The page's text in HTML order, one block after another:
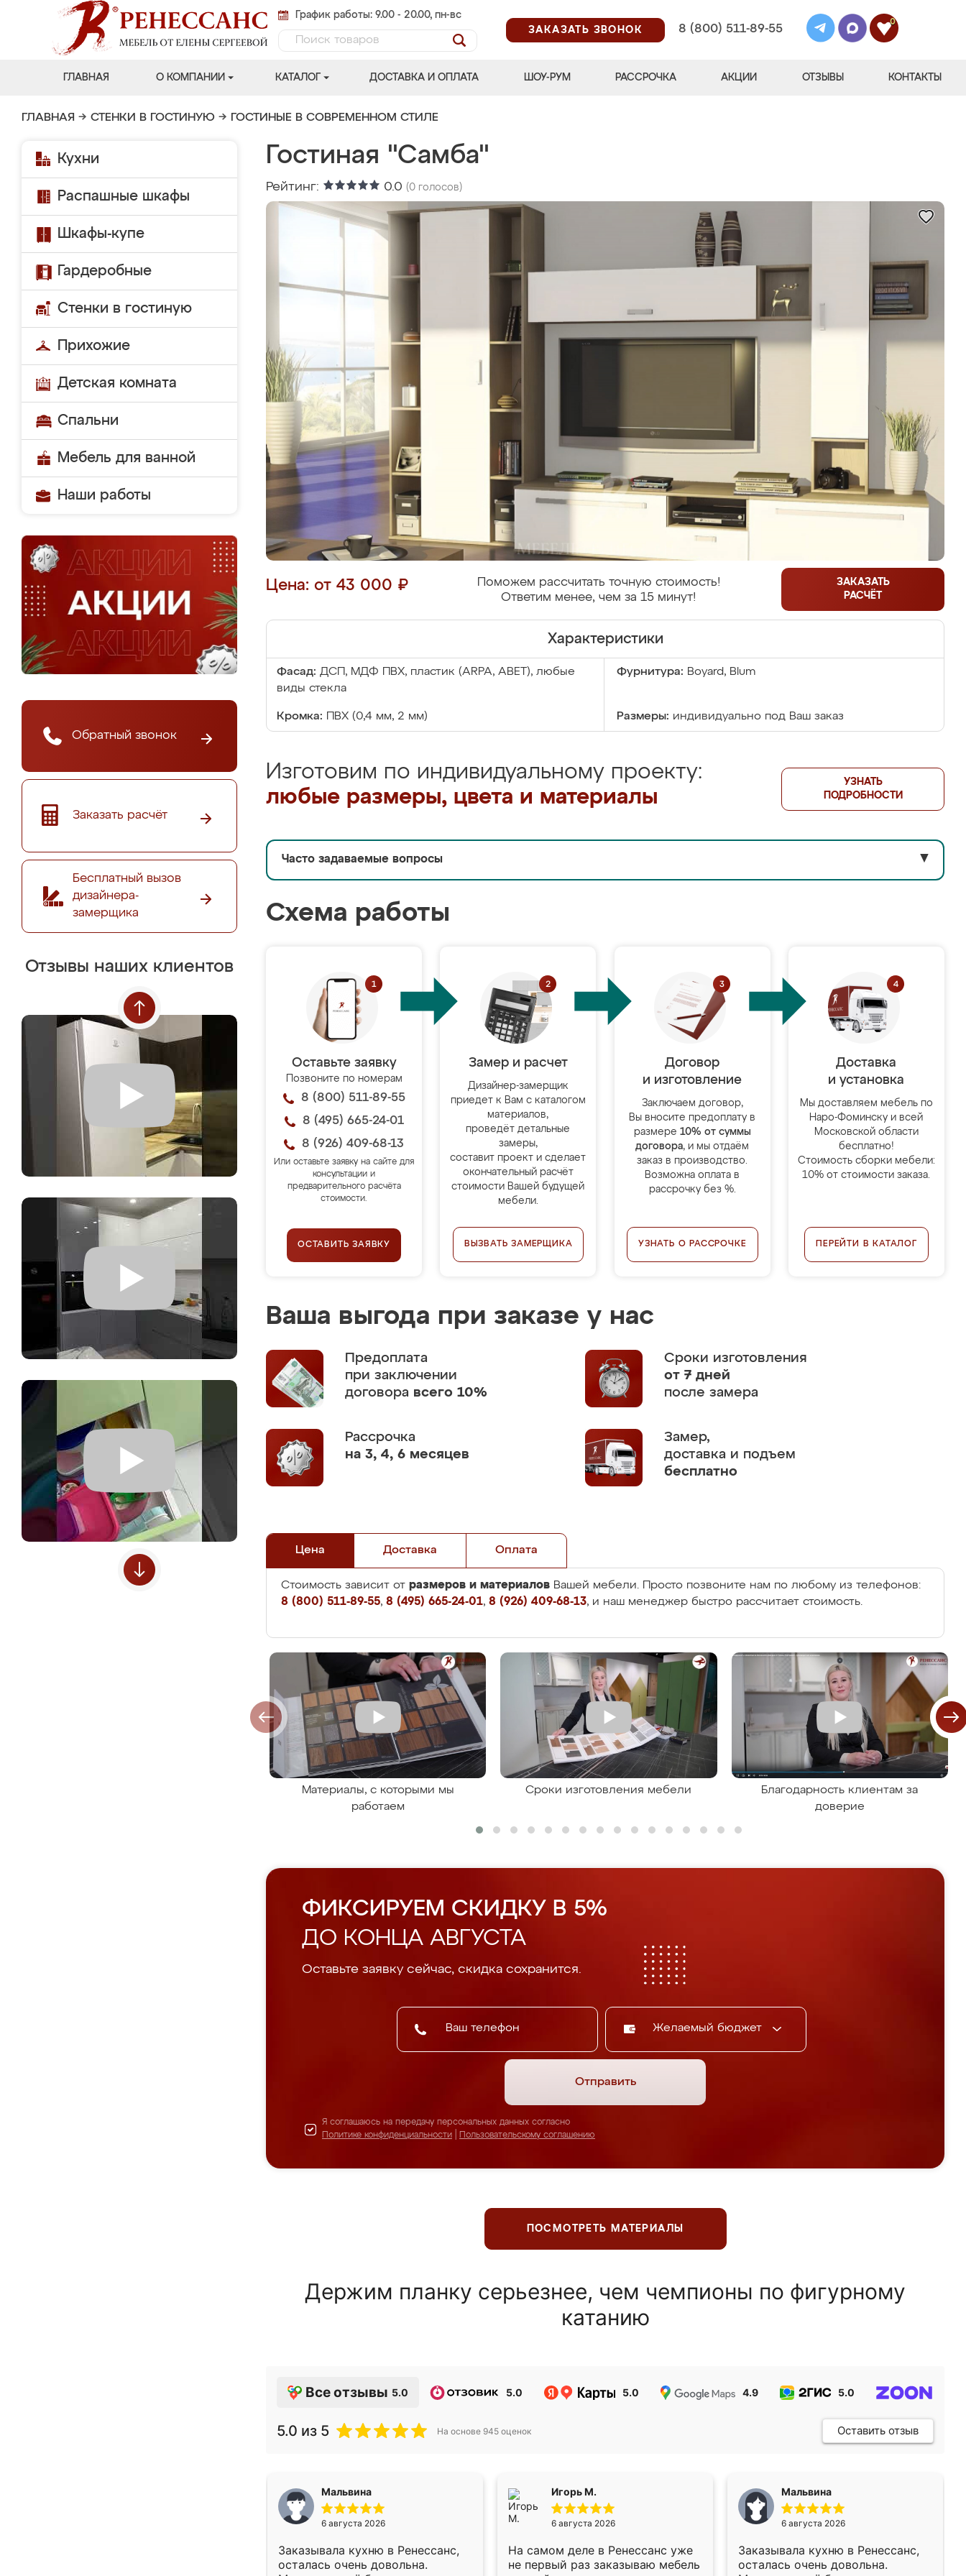
График работы: 9.00 - 20.00, пн-вс
ЗАКАЗАТЬ ЗВОНОК
8 (800) 511-89-55
0
ГЛАВНАЯ О КОМПАНИИ КАТАЛОГ ДОСТАВКА И ОПЛАТА ШОУ-РУМ РАССРОЧКА АКЦИИ ОТЗЫВЫ КОНТАКТЫ
ГЛАВНАЯ → СТЕНКИ В ГОСТИНУЮ → ГОСТИНЫЕ В СОВРЕМЕННОМ СТИЛЕ
Кухни
Распашные шкафы
Шкафы-купе
Гардеробные
Стенки в гостиную
Прихожие
Детская комната
Спальни
Мебель для ванной
Наши работы
Обратный звонок
Заказать расчёт
Бесплатный вызов
дизайнера-
замерщика
Отзывы наших клиентов
Гостиная "Самба"
Рейтинг: 0.0 (0 голосов)
Цена: от 43 000 ₽
Поможем рассчитать точную стоимость!
Ответим менее, чем за 15 минут!
ЗАКАЗАТЬ
РАСЧЁТ
Характеристики
Фасад: ДСП, МДФ ПВХ, пластик (ARPA, ABET), любые
виды стекла
Фурнитура: Boyard, Blum
Кромка: ПВХ (0,4 мм, 2 мм) Размеры: индивидуально под Ваш заказ
Изготовим по индивидуальному проекту:
любые размеры, цвета и материалы
УЗНАТЬ
ПОДРОБНОСТИ
Часто задаваемые вопросы ▼
Схема работы
Оставьте заявку
Позвоните по номерам
8 (800) 511-89-55
8 (495) 665-24-01
8 (926) 409-68-13
Или оставьте заявку на сайте для
консультации и
предварительного расчёта
стоимости.
ОСТАВИТЬ ЗАЯВКУ
Замер и расчет
Дизайнер-замерщик
приедет к Вам с каталогом
материалов,
проведёт детальные
замеры,
составит проект и сделает
окончательный расчёт
стоимости Вашей будущей
мебели.
ВЫЗВАТЬ ЗАМЕРЩИКА
Договор
и изготовление
Заключаем договор,
Вы вносите предоплату в
размере 10% от суммы
договора, и мы отдаём
заказ в производство.
Возможна оплата в
рассрочку без %.
УЗНАТЬ О РАССРОЧКЕ
Доставка
и установка
Мы доставляем мебель по
Наро-Фоминску и всей
Московской области
бесплатно!
Стоимость сборки мебели:
10% от стоимости заказа.
ПЕРЕЙТИ В КАТАЛОГ
Ваша выгода при заказе у нас
Предоплата
при заключении
договора всего 10%
Сроки изготовления
от 7 дней
после замера
Рассрочка
на 3, 4, 6 месяцев
Замер,
доставка и подъем
бесплатно
Цена Доставка Оплата
Стоимость зависит от размеров и материалов Вашей мебели. Просто позвоните нам по любому из телефонов:
8 (800) 511-89-55, 8 (495) 665-24-01, 8 (926) 409-68-13, и наш менеджер быстро рассчитает стоимость.
Материалы, с которыми мы
работаем
Сроки изготовления мебели
Благодарность клиентам за
доверие
ФИКСИРУЕМ СКИДКУ В 5%
ДО КОНЦА АВГУСТА
Оставьте заявку сейчас, скидка сохранится.
Желаемый бюджет
Отправить
Я соглашаюсь на передачу персональных данных согласно
Политике конфиденциальности
Пользовательскому соглашению
ПОСМОТРЕТЬ МАТЕРИАЛЫ
Держим планку серьезнее, чем чемпионы по фигурному
катанию
Все отзывы 5.0 5.0 5.0 4.9 5.0
5.0 из 5 На основе 945 оценок Оставить отзыв
Мальвина
6 августа 2026
Заказывала кухню в Ренессанс,
осталась очень довольна.
Игорь М.
6 августа 2026
На самом деле в Ренессанс уже
не первый раз заказываю мебель
Мальвина
6 августа 2026
Заказывала кухню в Ренессанс,
осталась очень довольна.